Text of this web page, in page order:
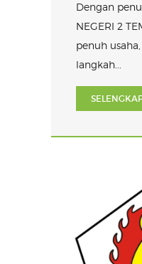
Dengan
NEGERI 2
penuh
langkah...